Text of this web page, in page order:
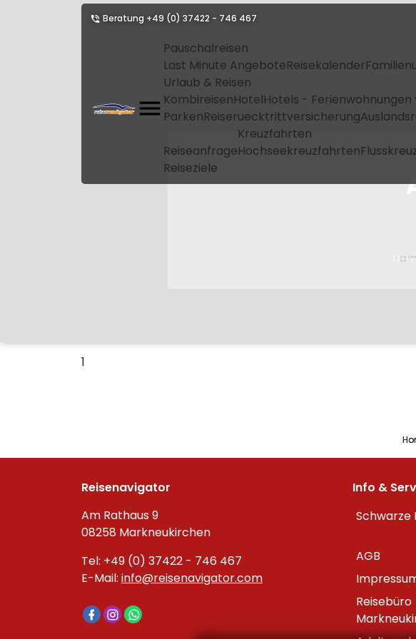
Beratung +49 (0) 37422 - 746 467
Pauschalreisen
Last Minute AngeboteReisekalender
Urlaub & Reisen
KombireisenHotelHotels - Ferienwohnungen
ParkenReiseruecktrittversicherung
Reiseanfrage
Kreuzfahrten
Hochseekreuzfahrten
Reiseziele
1
Reisenavigator
Am Rathaus 9
08258 Markneukirchen
Tel: +49 (0) 37422 - 746 467
E-Mail: info@reisenavigator.com
Info &
Schwarze
AGB
Reisebüro